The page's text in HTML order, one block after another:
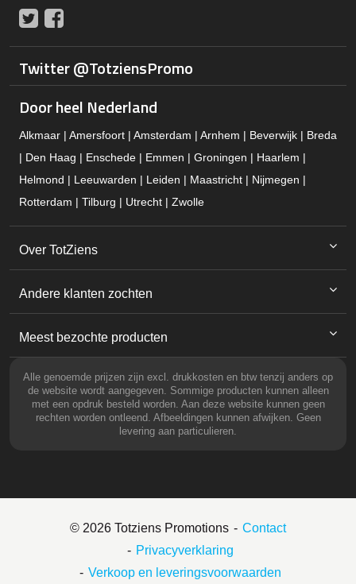
Twitter
Twitter @TotziensPromo
Door heel Nederland
Alkmaar | Amersfoort | Amsterdam | Arnhem | Beverwijk | Breda
| Den Haag | Enschede | Emmen | Groningen | Haarlem |
Helmond | Leeuwarden | Leiden | Maastricht | Nijmegen |
Rotterdam | Tilburg | Utrecht | Zwolle
Over TotZiens
Andere klanten zochten
Meest bezochte producten
Alle genoemde prijzen zijn excl. drukkosten en btw tenzij anders op
de website wordt aangegeven. Sommige producten kunnen alleen
met een opdruk besteld worden. Aan deze website kunnen geen
rechten worden ontleend. Afbeeldingen kunnen afwijken. Geen
levering aan particulieren.
© 2026 Totziens Promotions
Contact
Privacyverklaring
Verkoop en leveringsvoorwaarden